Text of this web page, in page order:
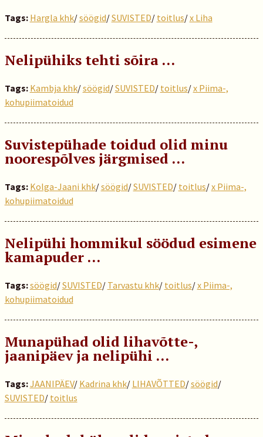
Tags: Hargla khk/söögid/SUVISTED/ toitlus/x Liha
Nelipühiks tehti sõira …
Tags: Kambja khk/söögid/SUVISTED/ toitlus/x Piima-,
kohupiimatoidud
Suvistepühade toidud olid minu
noorespõlves järgmised …
Tags: Kolga-Jaani khk/söögid/SUVISTED/ toitlus/x Piima-,
kohupiimatoidud
Nelipühi hommikul söödud esimene
kamapuder ...
Tags:söögid/SUVISTED/ Tarvastu khk/ toitlus/x Piima-,
kohupiimatoidud
Munapühad olid lihavõtte-,
jaanipäev ja nelipühi …
Tags:JAANIPÄEV/ Kadrina khk/ LIHAVÕTTED/söögid/
SUVISTED/ toitlus